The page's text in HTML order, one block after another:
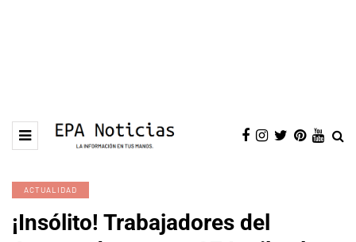
ACTUALIDAD
¡Insólito! Trabajadores del